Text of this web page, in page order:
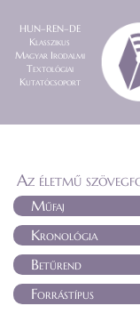
HUN–REN–DE
Klasszikus
Magyar Irodalmi
Textológiai
Kutatócsoport
Az életmű
Műfaj
Kronológia
Betűrend
Forrástípus